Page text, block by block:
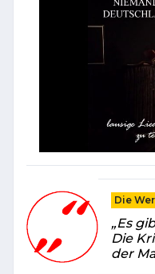
Die
„Es
Die
der